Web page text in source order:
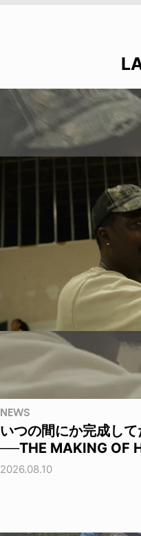
NEWS
いつの間にか完成して
──THE MAKING OF
2026.08.10